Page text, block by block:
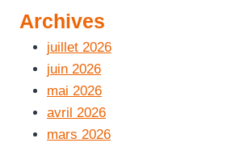
Archives
juillet 2026
juin 2026
mai 2026
avril 2026
mars 2026